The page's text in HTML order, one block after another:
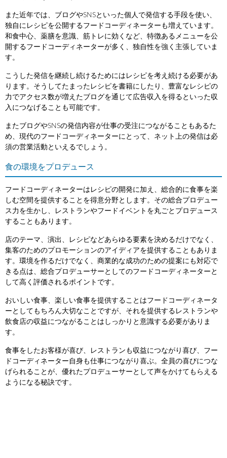
また近年では、ブログやSNSといった個人で発信する手段を使い、
独自にレシピを公開するフードコーディネーターも増えています。
和食中心、薬膳を意識、筋トレに効くなど、特徴あるメニューを公
開するフードコーディネーターが多く、独自性を強く主張していま
す。
こうした発信を継続し続けるためにはレシピを考え続ける必要があ
ります。そうしてたまったレシピを書籍にしたり、豊富なレシピの
力でアクセス数が増えたブログを通じて広告収入を得るといった収
入につなげることも可能です。
またブログやSNSの発信内容が仕事の受注につながることもあるた
め、現代のフードコーディネーターにとって、ネット上の発信は必
須の営業活動といえるでしょう。
食の環境をプロデュース
フードコーディネーターはレシピの開発に加え、総合的に食事を楽
しむ空間を提供することを得意分野とします。その総合プロデュー
ス力を生かし、レストランやフードイベントを丸ごとプロデュース
することもあります。
店のテーマ、演出、レシピなどあらゆる要素を決めるだけでなく、
集客のためのプロモーションのアイディアを提供することもありま
す。環境を作るだけでなく、商業的な成功のための提案にも対応で
きる点は、総合プロデューサーとしてのフードコーディネーターと
して高く評価されるポイントです。
おいしい食事、楽しい食事を提供することはフードコーディネータ
ーとしてもちろん大切なことですが、それを提供するレストランや
飲食店の収益につながることはしっかりと意識する必要がありま
す。
食事をしたお客様が喜び、レストランも収益につながり喜び、フー
ドコーディネーター自身も仕事につながり喜ぶ。全員の喜びにつな
げられることが、優れたプロデューサーとして声をかけてもらえる
ようになる秘訣です。